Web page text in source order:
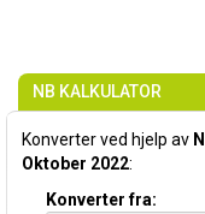
NB KALKULATOR
Konverter ved hjelp av
Oktober 2022:
Konverter fra: